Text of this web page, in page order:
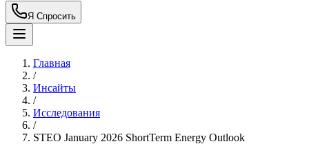
Я Спросить
Главная
/
Инсайты
/
Исследования
/
STEO January 2026 ShortTerm Energy Outlook